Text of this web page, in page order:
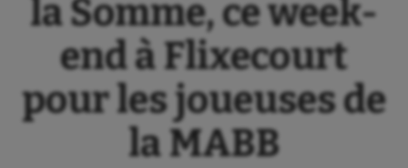
la Somme, ce week-
end à Flixecourt
pour les joueuses de
la MABB